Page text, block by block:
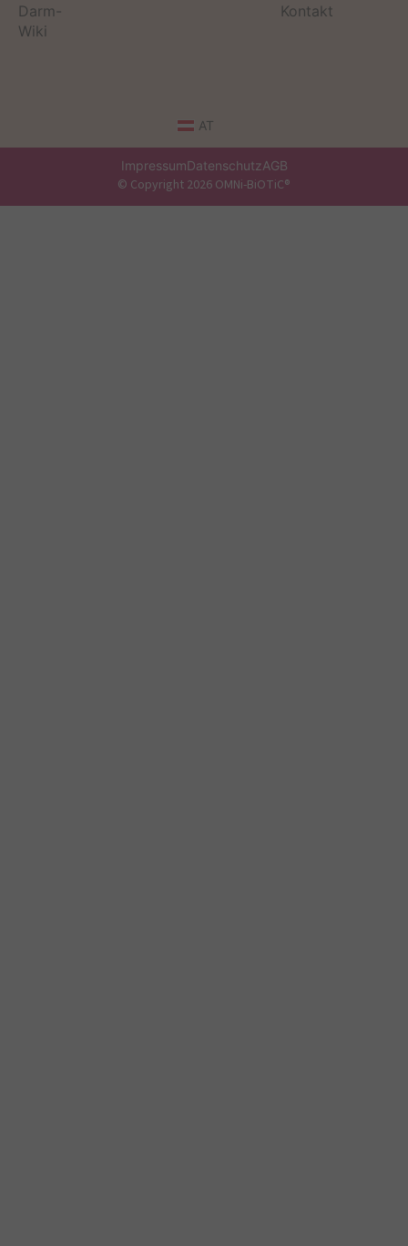
Darm-
Wiki
Kontakt
AT
ImpressumDatenschutzAGB
© Copyright 2026 OMNi-BiOTiC®